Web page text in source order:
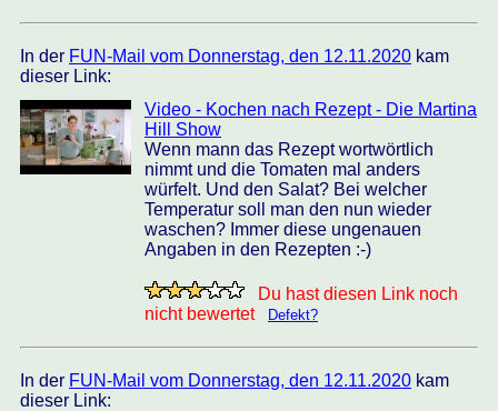
In der FUN-Mail vom Donnerstag, den 12.11.2020 kam
dieser Link:
Video - Kochen nach Rezept - Die Martina
Hill Show
Wenn mann das Rezept wortwörtlich
nimmt und die Tomaten mal anders
würfelt. Und den Salat? Bei welcher
Temperatur soll man den nun wieder
waschen? Immer diese ungenauen
Angaben in den Rezepten :-)
Du hast diesen Link noch
nicht bewertet
Defekt?
In der FUN-Mail vom Donnerstag, den 12.11.2020 kam
dieser Link: